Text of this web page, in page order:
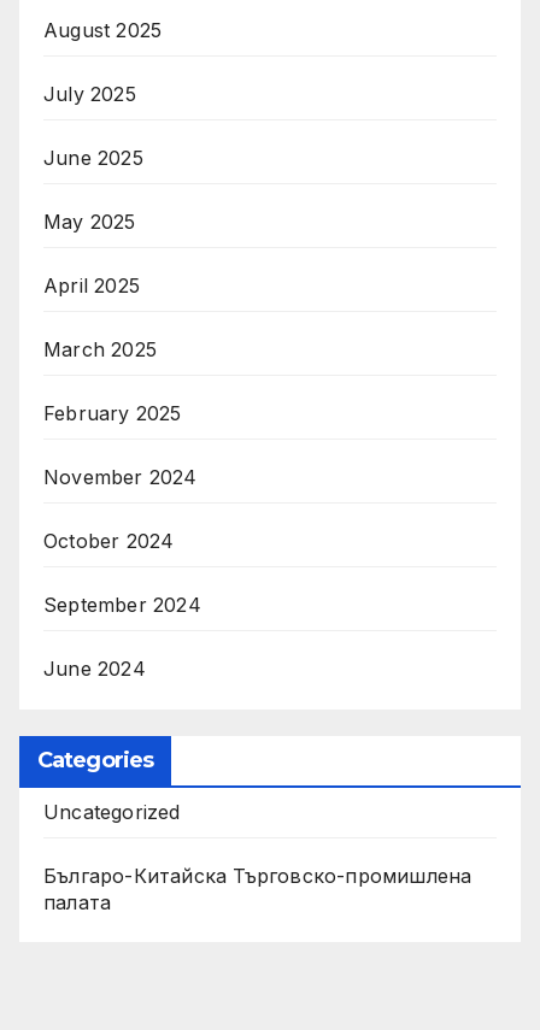
August 2025
July 2025
June 2025
May 2025
April 2025
March 2025
February 2025
November 2024
October 2024
September 2024
June 2024
Categories
Uncategorized
Българо-Китайска Търговско-промишлена
палaта